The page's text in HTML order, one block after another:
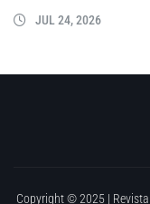
JUL 24, 2026
Copyright © 2025 |